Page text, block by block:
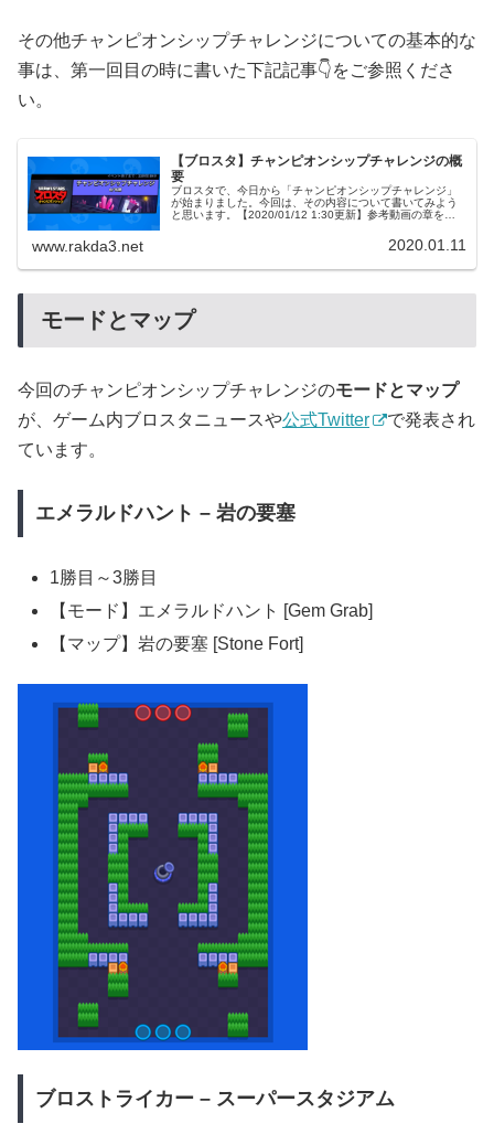
その他チャンピオンシップチャレンジについての基本的な
事は、第一回目の時に書いた下記記事👇をご参照くださ
い。
【ブロスタ】チャンピオンシップチャレンジの概
要
ブロスタで、今日から「チャンピオンシップチャレンジ」
が始まりました。今回は、その内容について書いてみよう
と思います。【2020/01/12 1:30更新】参考動画の章を追
www.rakda3.net 2020.01.11
モードとマップ
今回のチャンピオンシップチャレンジのモードとマップ
が、ゲーム内ブロスタニュースや公式Twitter
で発表され
ています。
エメラルドハント – 岩の要塞
1勝目～3勝目
【モード】エメラルドハント [Gem Grab]
【マップ】岩の要塞 [Stone Fort]
ブロストライカー – スーパースタジアム